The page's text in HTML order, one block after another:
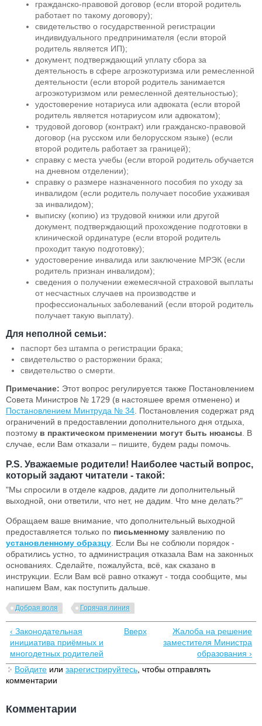
гражданско-правовой договор (если второй родитель
работает по такому договору);
свидетельство о государственной регистрации
индивидуального предпринимателя (если второй
родитель является ИП);
документ, подтверждающий уплату сбора за
деятельность в сфере агроэкотуризма или ремесленной
деятельности (если второй родитель занимается
агроэкотуризмом или ремесленной деятельностью);
удостоверение нотариуса или адвоката (если второй
родитель является нотариусом или адвокатом);
трудовой договор (контракт) или гражданско-правовой
договор (на русском или белорусском языке) (если
второй родитель работает за границей);
справку с места учебы (если второй родитель обучается
на дневном отделении);
справку о размере назначенного пособия по уходу за
инвалидом (если родитель получает пособие ухаживая
за инвалидом);
выписку (копию) из трудовой книжки или другой
документ, подтверждающий прохождение подготовки в
клинической ординатуре (если второй родитель
проходит такую подготовку);
удостоверение инвалида или заключение МРЭК (если
родитель признан инвалидом);
сведения о получении ежемесячной страховой выплаты
от несчастных случаев на производстве и
профессиональных заболеваний (если второй родитель
получает такую выплату).
Для неполной семьи:
паспорт без штампа о регистрации брака;
свидетельство о расторжении брака;
свидетельство о смерти.
Примечание: Этот вопрос регулируется также Постановлением
Совета Министров № 1729 (в настояшее время отменено) и
Постановлением Минтруда № 34 . Постановления содержат ряд
ограничений в предоставлении дополнительного дня отдыха,
поэтому в практическом применении могут быть нюансы . В
случае, если Вам отказали – пишите, будем рады помочь.
P.S. Уважаемые родители! Наиболее частый вопрос,
который задают читатели - такой:
"Мы спросили в отделе кадров, дадите ли дополнительный
выходной, они ответили, что нет, не дадим. Что мне делать?"
Обращаем ваше внимание, что дополнительный выходной
предоставляется только по письменному заявлению по
установленному образцу . Если Вы не соблюли порядок -
обратились устно, то администрация отказала Вам на законных
основаниях. Сделайте, пожалуйста, всё, как сказано в
инструкции. Если Вам всё равно откажут - тогда сообщите, мы
напишем Вам, как поступить дальше.
Добрая воля Горячая линия
‹ Законодательная
инициатива приёмных и
многодетных родителей
Вверх
Жалоба на решение
заместителя Министра
образования ›
Войдите или зарегистрируйтесь , чтобы отправлять
комментарии
Комментарии